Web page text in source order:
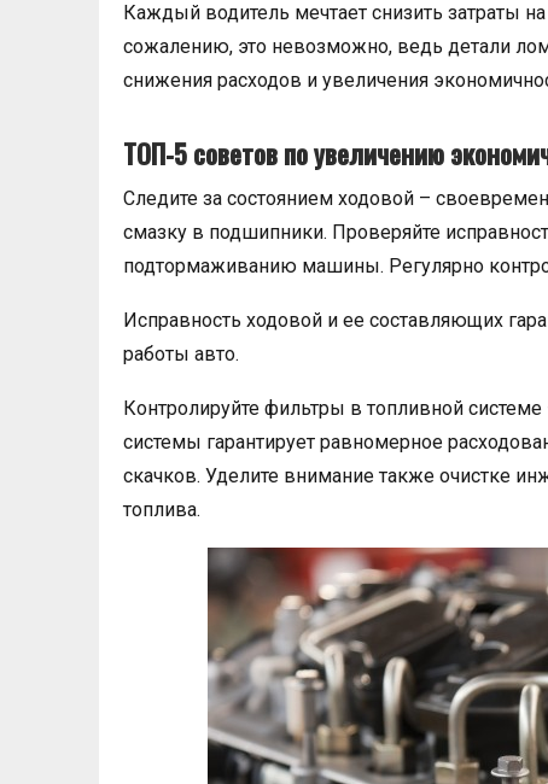
Каждый водитель мечтает снизить затраты
сожалению, это невозможно, ведь детали
снижения расходов и увеличения
ТОП-5 советов по увеличению
Следите за состоянием ходовой –
смазку в подшипники. Проверяйте
подтормаживанию машины. Регулярно
Исправность ходовой и ее составляющих
работы авто.
Контролируйте фильтры в топливной
системы гарантирует равномерное
скачков. Уделите внимание также очистке
топлива.